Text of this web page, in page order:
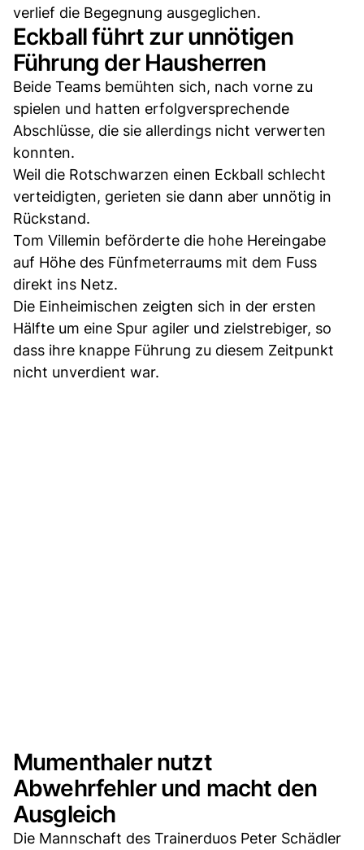
verlief die Begegnung ausgeglichen.
Eckball führt zur unnötigen
Führung der Hausherren
Beide Teams bemühten sich, nach vorne zu
spielen und hatten erfolgversprechende
Abschlüsse, die sie allerdings nicht verwerten
konnten.
Weil die Rotschwarzen einen Eckball schlecht
verteidigten, gerieten sie dann aber unnötig in
Rückstand.
Tom Villemin beförderte die hohe Hereingabe
auf Höhe des Fünfmeterraums mit dem Fuss
direkt ins Netz.
Die Einheimischen zeigten sich in der ersten
Hälfte um eine Spur agiler und zielstrebiger, so
dass ihre knappe Führung zu diesem Zeitpunkt
nicht unverdient war.
Mumenthaler nutzt
Abwehrfehler und macht den
Ausgleich
Die Mannschaft des Trainerduos Peter Schädler